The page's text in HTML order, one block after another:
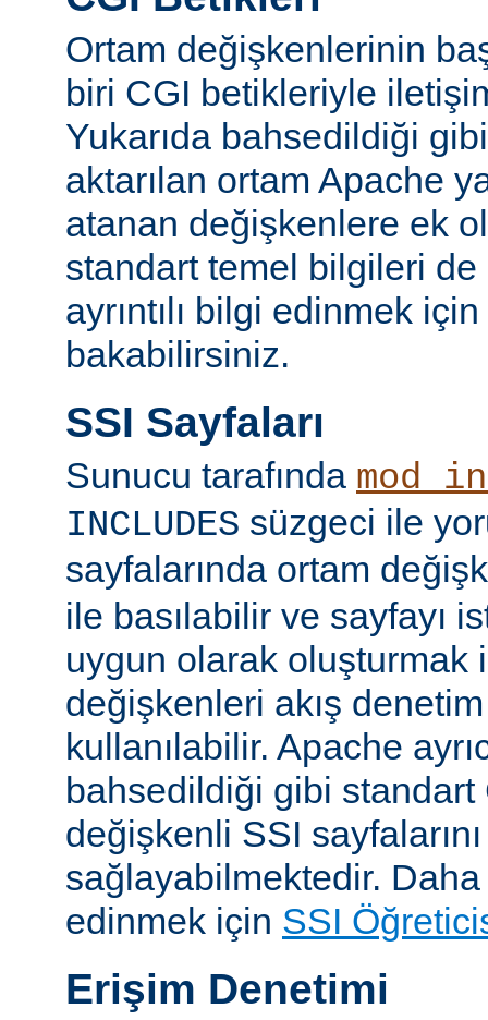
Ortam değişkenlerinin
biri CGI betikleriyle
Yukarıda bahsedildiği
aktarılan ortam Apache
atanan değişkenlere ek
standart temel bilgileri
ayrıntılı bilgi edinmek için
bakabilirsiniz.
SSI Sayfaları
Sunucu tarafında
INCLUDES süzgeci ile
sayfalarında ortam
ile basılabilir ve sayfayı
uygun olarak oluşturmak
değişkenleri akış
kullanılabilir. Apache
bahsedildiği gibi standart
değişkenli SSI
sağlayabilmektedir. Daha
edinmek için SSI
Erişim Denetimi